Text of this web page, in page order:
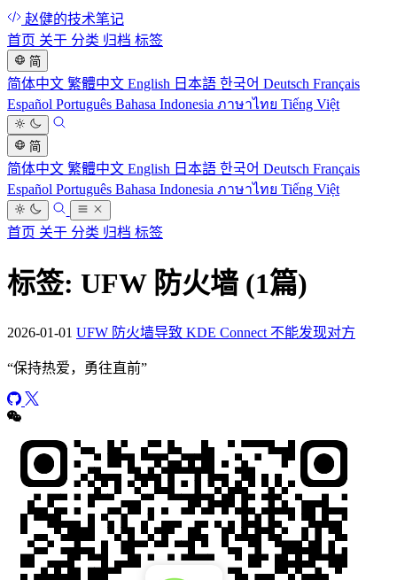
赵健的技术笔记
首页 关于 分类 归档 标签
简
简体中文 繁體中文 English 日本語 한국어 Deutsch Français
Español Português Bahasa Indonesia ภาษาไทย Tiếng Việt
简
简体中文 繁體中文 English 日本語 한국어 Deutsch Français
Español Português Bahasa Indonesia ภาษาไทย Tiếng Việt
首页 关于 分类 归档 标签
标签: UFW 防火墙 (1篇)
2026-01-01 UFW 防火墙导致 KDE Connect 不能发现对方
“保持热爱，勇往直前”